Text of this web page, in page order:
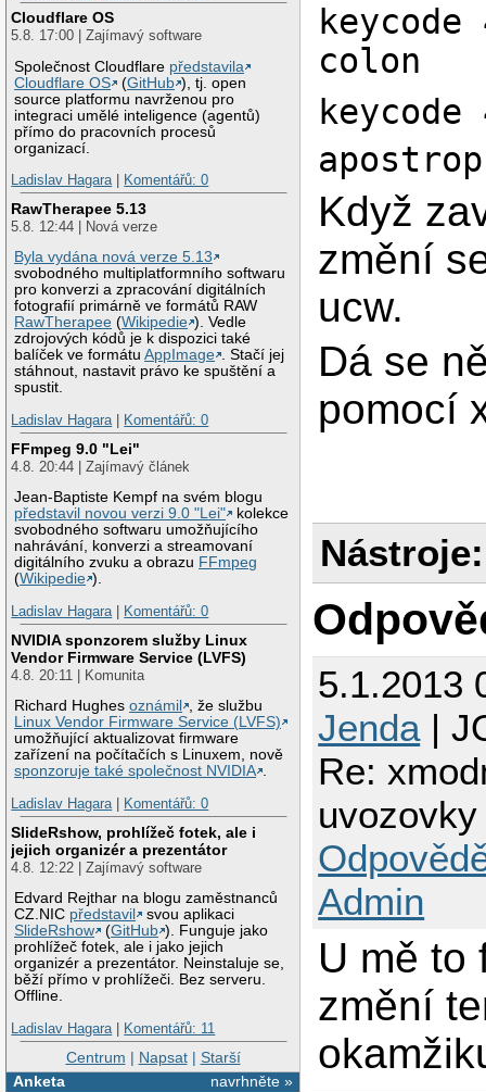
Cloudflare OS
5.8. 17:00 | Zajímavý software
Společnost Cloudflare představila
Cloudflare OS
(GitHub ), tj. open
source platformu navrženou pro
integraci umělé inteligence (agentů)
přímo do pracovních procesů
organizací.
Ladislav Hagara| Komentářů: 0
RawTherapee 5.13
5.8. 12:44 | Nová verze
Byla vydána nová verze 5.13
svobodného multiplatformního softwaru
pro konverzi a zpracování digitálních
fotografií primárně ve formátů RAW
RawTherapee (Wikipedie ). Vedle
zdrojových kódů je k dispozici také
balíček ve formátuAppImage . Stačí jej
stáhnout, nastavit právo ke spuštění a
spustit.
Ladislav Hagara| Komentářů: 0
FFmpeg 9.0 "Lei"
4.8. 20:44 | Zajímavý článek
Jean-Baptiste Kempf na svém blogu
představil novou verzi 9.0 "Lei"
kolekce
svobodného softwaru umožňujícího
nahrávání, konverzi a streamovaní
digitálního zvuku a obrazu FFmpeg
(Wikipedie ).
Ladislav Hagara| Komentářů: 0
NVIDIA sponzorem služby Linux
Vendor Firmware Service (LVFS)
4.8. 20:11 | Komunita
Richard Hughesoznámil
, že službu
Linux Vendor Firmware Service (LVFS)
umožňující aktualizovat firmware
zařízení na počítačích s Linuxem, nově
sponzoruje také společnost NVIDIA .
Ladislav Hagara| Komentářů: 0
SlideRshow, prohlížeč fotek, ale i
jejich organizér a prezentátor
4.8. 12:22 | Zajímavý software
Edvard Rejthar na blogu zaměstnanců
CZ.NIC představil
svou aplikaci
SlideRshow
(GitHub ). Funguje jako
prohlížeč fotek, ale i jako jejich
organizér a prezentátor. Neinstaluje se,
běží přímo v prohlížeči. Bez serveru.
Offline.
Ladislav Hagara| Komentářů: 11
Centrum | Napsat| Starší
navrhněte »
Anketa
colon
Když
změní
ucw.
Dá se
pomocí
Nástroje:
5.1.2013
Jenda |
Re:
Admin
U mě to
změní